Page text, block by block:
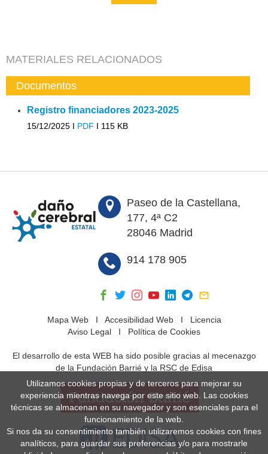
MATERIALES RELACIONADOS
Documentos
Registro financiadores 2023-2025
15/12/2025 I PDF I 115 KB
Paseo de la Castellana,
177, 4ª C2
28046 Madrid
914 178 905
Mapa WebI Accesibilidad WebI Licencia
Aviso Legal I Política de Cookies
El desarrollo de esta WEB ha sido posible gracias al mecenazgo
de la Fundación Barrié y la RSC de Edisa
Utilizamos cookies propias y de terceros para mejorar su
experiencia mientras navega por este sitio web. Las cookies
técnicas se almacenan en su navegador y son esenciales para el
funcionamiento de la web.
Si nos da su consentimiento también utilizaremos cookies con fines
analíticos, para guardar sus preferencias y/o para mostrarle